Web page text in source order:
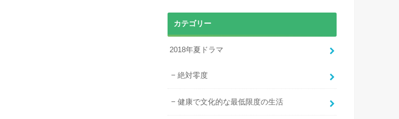
カテゴリー
2018年夏ドラマ
絶対零度
健康で文化的な最低限度の生活